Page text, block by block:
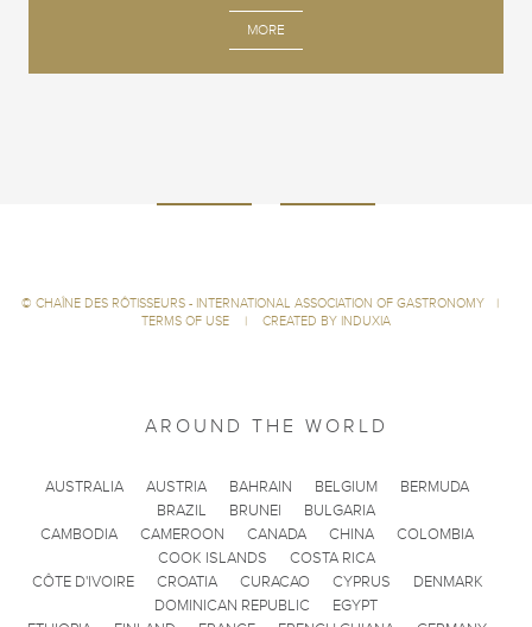
MORE
© CHAÎNE DES RÔTISSEURS - INTERNATIONAL ASSOCIATION OF GASTRONOMY
|
TERMS OF USE
| CREATED BY INDUXIA
AROUND THE WORLD
AUSTRALIA AUSTRIA BAHRAIN BELGIUM
BERMUDA
BRAZIL
BRUNEI
BULGARIA
CAMBODIA
CAMEROON CANADA CHINA
COLOMBIA
COOK ISLANDS
COSTA RICA
CÔTE D'IVOIRE
CROATIA CURACAO CYPRUS
DENMARK
DOMINICAN REPUBLIC
EGYPT